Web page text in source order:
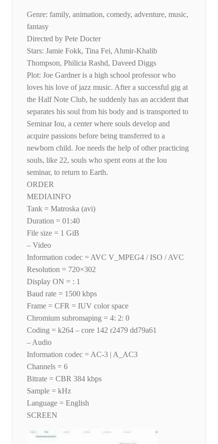
Genre: family, animation, comedy, adventure, music,
fantasy
Directed by Pete Docter
Stars: Jamie Fokk, Tina Fei, Ahmir-Khalib
Thompson, Philicia Rashd, Daveed Diggs
Plot: Joe Gardner is a high school professor who
loves his love of jazz music. After a successful gig at
the Half Note Club, he suddenly has an accident that
separates his soul from his body and is transported to
Seminar Iou, a center where souls develop and
acquire passions before being transferred to a
newborn child. Joe needs the help of other practicing
souls, like 22, souls who spent eons at the Iou
seminar, to return to Earth.
ORDER
MEDIAINFO
Tank = Matroska (avi)
Duration = 01:40
File size = 1 GiB
– Video
Information codec = AVC V_MPEG4 / ISO / AVC
Resolution = 720×302
Display ON = : 1
Baud rate = 1500 kbps
Frame = CFR = IUV color space
Chromium subromaping = 4: 2: 0
Coding = k264 – core 142 r2479 dd79a61
– Audio
Information codec = AC-3 | A_AC3
Channels = 6
Bitrate = CBR 384 kbps
Sample = kHz
Language = English
SCREEN